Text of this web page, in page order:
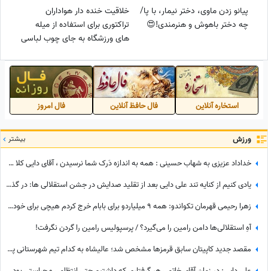
پیانو زدن ماوی، دختر نیمار، با پا/
چه دختر باهوش و هنرمندی!😍
خلاقیت خنده دار هواداران
تراکتوری برای استفاده از میله
های ورزشگاه به جای چوب لباسی
کاریه؟+فیلم
استخاره آنلاین فال حافظ آنلاین فال امروز
ورزش بیشتر
خداداد عزیزی به شهاب حسینی : همه به اندازه دَرک شما نرسیدن ، آقای دایی کلا 2 تا پاس در طول بازی فوتبالش داد اونم پشت به دروازه بود از پاش در رفت
یادی کنیم از کنایه تند علی دایی بعد از تقلید صدایش در جشن استقلالی ها: در گذشته پادشاهان دلقک‌هایی داشتند که وظیفه‌شان تقلید صدا و خنداندن مردم بود+عکس
زهرا رحیمی قهرمان تکواندو: همه 9 میلیاردو برای بابام خرج کردم هیچی برای خودم نگه نداشتم ؛ ضربه فیلیپینی و آپ دولیو رو دوست دارم
آهِ استقلالی‌ها دامن رامین را می‌گیرد؟ / پرسپولیس رامین را گردن نگرفت!
مقصد جدید کاپیتان سابق قرمزها مشخص شد؛ عالیشاه به کدام تیم شهرستانی پیوست؟